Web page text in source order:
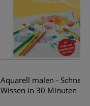
Aquarell malen -
Wissen in 30 Minuten